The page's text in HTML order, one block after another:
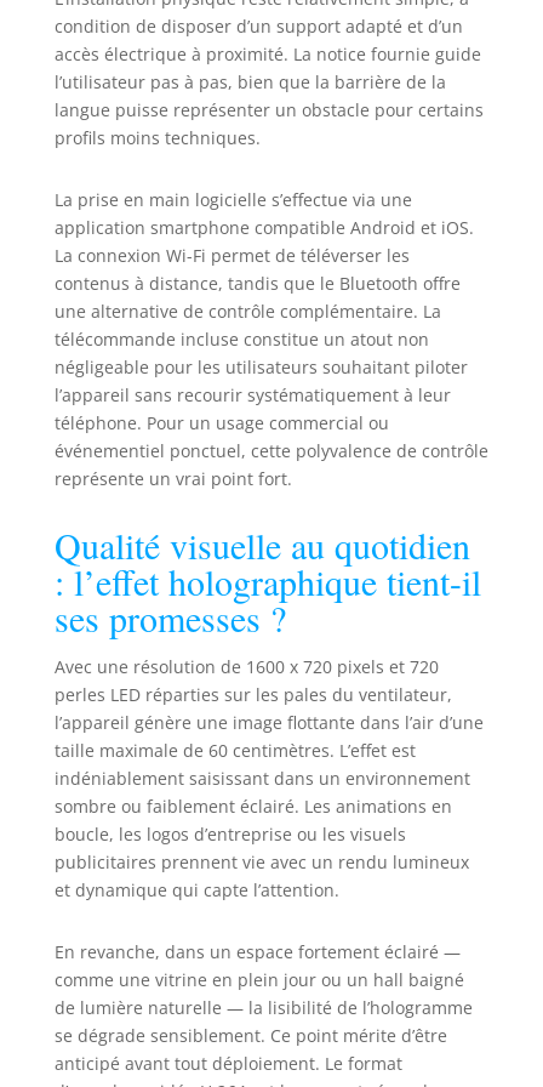
à couper le souffle
et des visuels
incroyables,
créant des
attirent l'attention
des clients.
Fonctionnement
du logiciel : des
capacités d'édition
vidéo et d'image
personnalisables
sont disponibles,
avec une carte
mémoire
comprenant un
logiciel d'édition
logiciel d'édition
est compatible
avec Windows 7
ou Windows 10 et
offre un contrôle
WiFi, une
télécommande, un
contrôle par
contrôle
d'application
mobile. Il est
compatible pour
Windows, pour
Android et pour
images
produites par la
machine n'ont ni
bordures ni
arrière-plans,
condition de disposer d’un support adapté et d’un
accès électrique à proximité. La notice fournie guide
l’utilisateur pas à pas, bien que la barrière de la
langue puisse représenter un obstacle pour certains
profils moins techniques.
La prise en main logicielle s’effectue via une
application smartphone compatible Android et iOS.
La connexion Wi-Fi permet de téléverser les
contenus à distance, tandis que le Bluetooth offre
une alternative de contrôle complémentaire. La
télécommande incluse constitue un atout non
négligeable pour les utilisateurs souhaitant piloter
l’appareil sans recourir systématiquement à leur
téléphone. Pour un usage commercial ou
événementiel ponctuel, cette polyvalence de contrôle
représente un vrai point fort.
Qualité visuelle au quotidien
: l’effet holographique tient-il
ses promesses ?
Avec une résolution de 1600 x 720 pixels et 720
perles LED réparties sur les pales du ventilateur,
l’appareil génère une image flottante dans l’air d’une
taille maximale de 60 centimètres. L’effet est
indéniablement saisissant dans un environnement
sombre ou faiblement éclairé. Les animations en
boucle, les logos d’entreprise ou les visuels
publicitaires prennent vie avec un rendu lumineux
et dynamique qui capte l’attention.
En revanche, dans un espace fortement éclairé —
comme une vitrine en plein jour ou un hall baigné
de lumière naturelle — la lisibilité de l’hologramme
se dégrade sensiblement. Ce point mérite d’être
anticipé avant tout déploiement. Le format